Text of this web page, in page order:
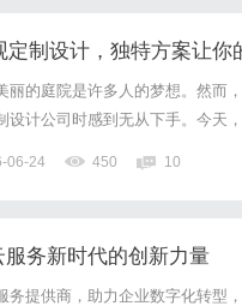
制设计，独特方案让你
丽的庭院是许多人的梦想。然而
设计公司时感到无从下手。今
为你打造出美出新高度的庭院景
观定制时，往往会面临多个环节
06-24 450 10
务新时代的创新力量
务提供商，助力企业数字化转型